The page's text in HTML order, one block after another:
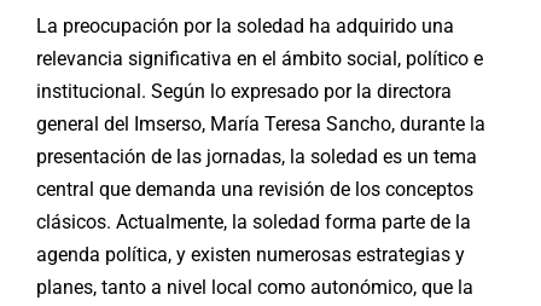
La preocupación por la soledad ha adquirido una
relevancia significativa en el ámbito social, político e
institucional. Según lo expresado por la directora
general del Imserso, María Teresa Sancho, durante la
presentación de las jornadas, la soledad es un tema
central que demanda una revisión de los conceptos
clásicos. Actualmente, la soledad forma parte de la
agenda política, y existen numerosas estrategias y
planes, tanto a nivel local como autonómico, que la